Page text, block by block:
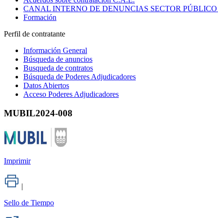
CANAL INTERNO DE DENUNCIAS SECTOR
Formación
Perfil de contratante
Información General
Búsqueda de anuncios
Busqueda de contratos
Búsqueda de Poderes Adjudicadores
Datos Abiertos
Acceso Poderes Adjudicadores
MUBIL2024-008
Imprimir
|
Sello de Tiempo